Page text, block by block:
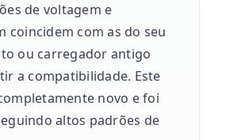
de voltagem e
coincidem com as do seu
ou carregador antigo
a compatibilidade. Este
novo e foi
altos padrões de